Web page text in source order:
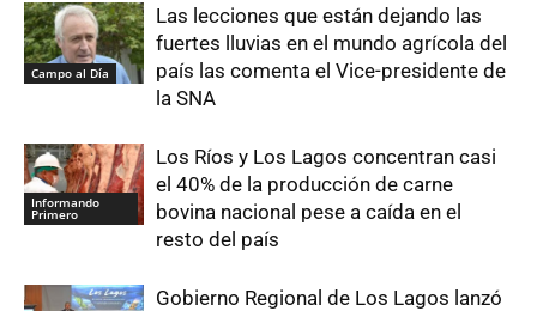
Campo al Día
Las lecciones que están dejando las
fuertes lluvias en el mundo agrícola del
país las comenta el Vice-presidente de
la SNA
Informando
Primero
Los Ríos y Los Lagos concentran casi
el 40% de la producción de carne
bovina nacional pese a caída en el
resto del país
Gobierno Regional de Los Lagos lanzó